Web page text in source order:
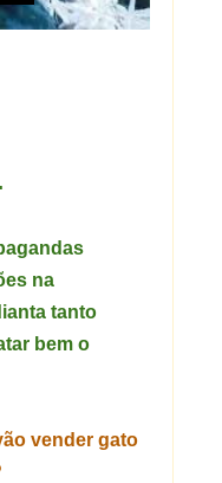
na
tanto
bem o
vender gato